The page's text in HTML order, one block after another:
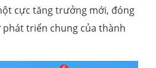
cực tăng trưởng mới, đóng
triển chung của thành